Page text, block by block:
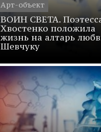
Арт-объект
ВОИН СВЕТА.
Хвостенко положила
жизнь на алтарь
Шевчуку